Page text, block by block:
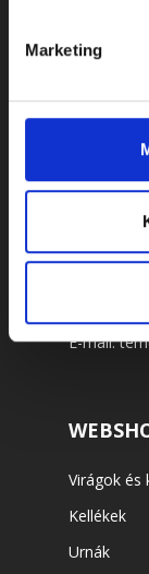
Marketing
Cím: 7622
E-mail:
Virágok és
Kellékek
Urnák